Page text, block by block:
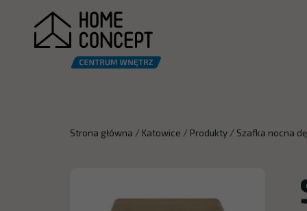
Strona główna / Katowice /Produkty / Szafka nocna